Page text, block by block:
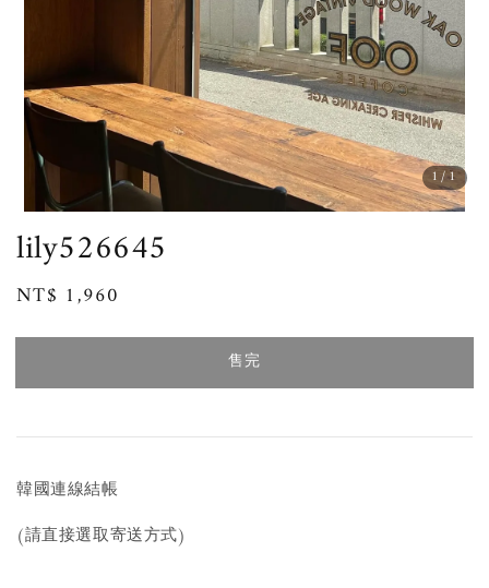
1/1
lily526645
Regular
NT$ 1,960
售完
韓國連線結帳
(請直接選取寄送方式)